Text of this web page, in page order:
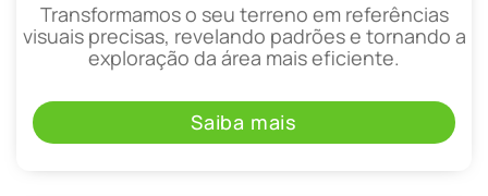
Transformamos o seu terreno em referências
visuais precisas, revelando padrões e tornando a
exploração da área mais eficiente.
Saiba mais